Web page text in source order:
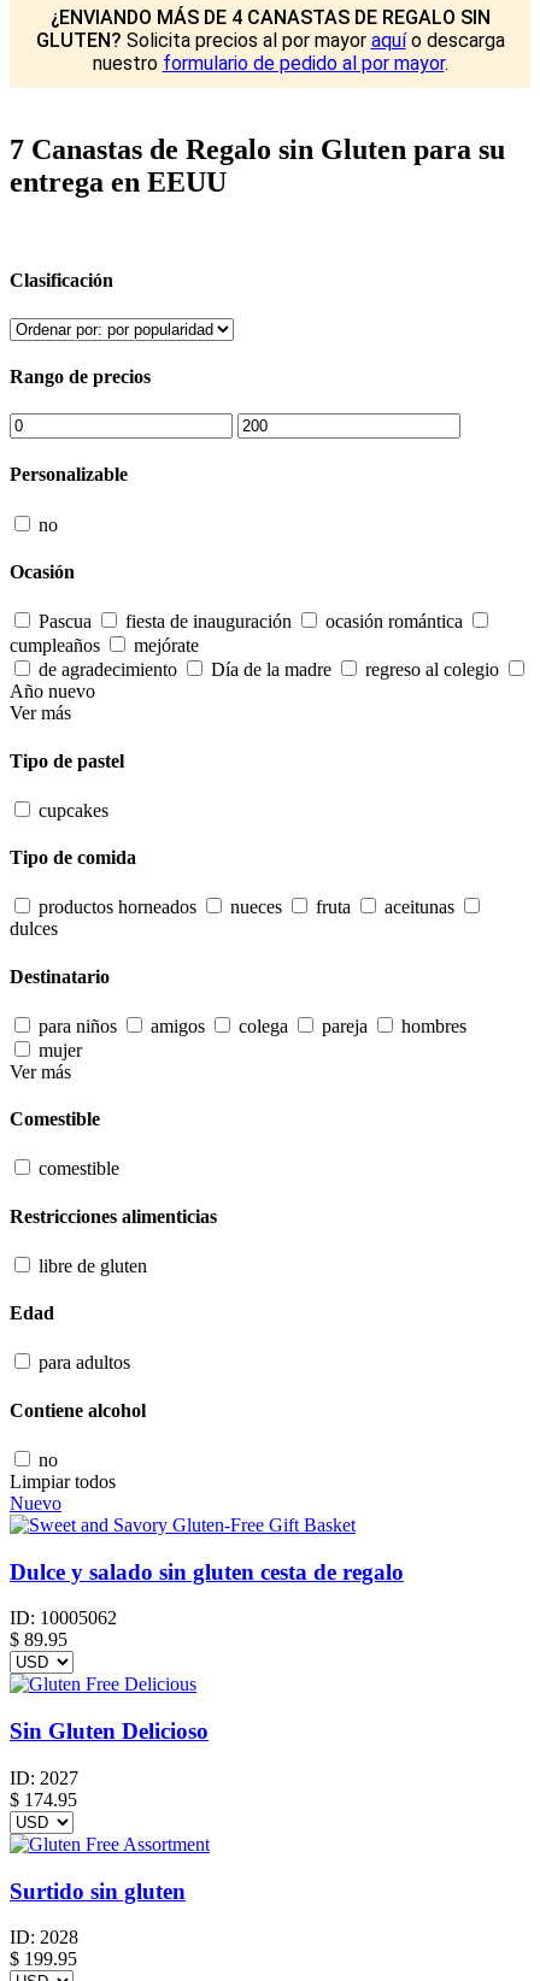
¿ENVIANDO MÁS DE 4 CANASTAS DE REGALO SIN
GLUTEN? Solicita precios al por mayor aquío descarga
nuestro formulario de pedido al por mayor.
7 Canastas de Regalo sin Gluten para su
entrega en EEUU
Clasificación
Rango de precios
Personalizable
no
Ocasión
Pascua fiesta de inauguración
ocasión romántica
cumpleaños
mejórate
de agradecimiento
Día de la madre
regreso al colegio
Año nuevo
Ver más
Tipo de pastel
cupcakes
Tipo de comida
productos horneados nueces fruta
aceitunas
dulces
Destinatario
para niños amigos colega pareja
hombres
mujer
Ver más
Comestible
comestible
Restricciones alimenticias
libre de gluten
Edad
para adultos
Contiene alcohol
no
Limpiar todos
Nuevo
Dulce y salado sin gluten cesta de regalo
ID: 10005062
$ 89.95
Sin Gluten Delicioso
ID: 2027
$ 174.95
Surtido sin gluten
ID: 2028
$ 199.95